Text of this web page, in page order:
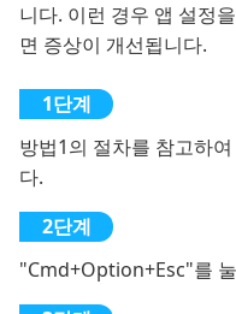
니다. 이런 경우 앱 설정
면 증상이 개선됩니다.
방법1의 절차를 참고하
다.
"Cmd+Option+Esc"를